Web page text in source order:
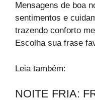
Mensagens de boa
sentimentos e
trazendo conforto
Escolha sua frase
Leia também:
NOITE FRIA: